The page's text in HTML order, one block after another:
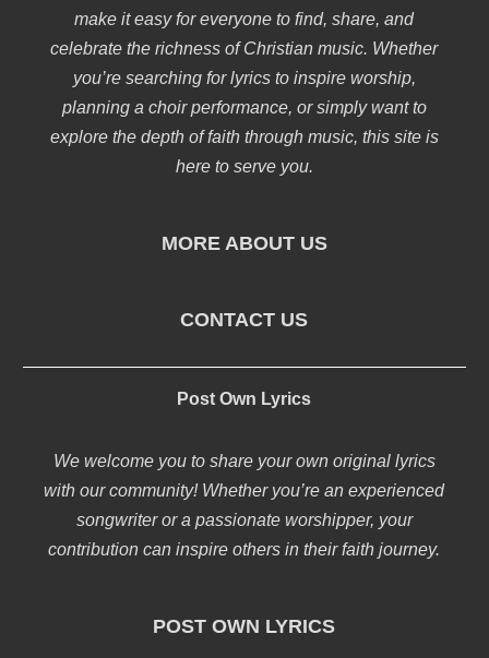
make it easy for everyone to find, share, and
celebrate the richness of Christian music. Whether
you’re searching for lyrics to inspire worship,
planning a choir performance, or simply want to
explore the depth of faith through music, this site is
here to serve you.
MORE ABOUT US
CONTACT US
Post Own Lyrics
We welcome you to share your own original lyrics
with our community! Whether you’re an experienced
songwriter or a passionate worshipper, your
contribution can inspire others in their faith journey.
POST OWN LYRICS